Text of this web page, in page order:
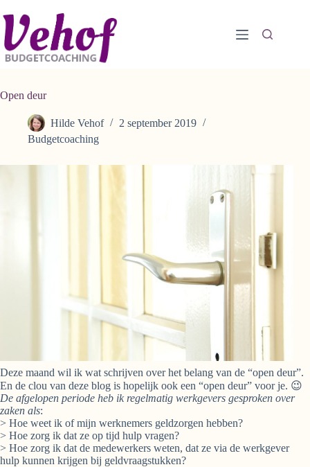
naar
de
inhoud
Open deur
Hilde Vehof
2 september 2019
Budgetcoaching
Deze maand wil ik wat schrijven over het belang van de “open deur”.
En de clou van deze blog is hopelijk ook een “open deur” voor je. 😉
De afgelopen periode heb ik regelmatig werkgevers gesproken over
zaken als:
> Hoe weet ik of mijn werknemers geldzorgen hebben?
> Hoe zorg ik dat ze op tijd hulp vragen?
> Hoe zorg ik dat de medewerkers weten, dat ze via de werkgever
hulp kunnen krijgen bij geldvraagstukken?